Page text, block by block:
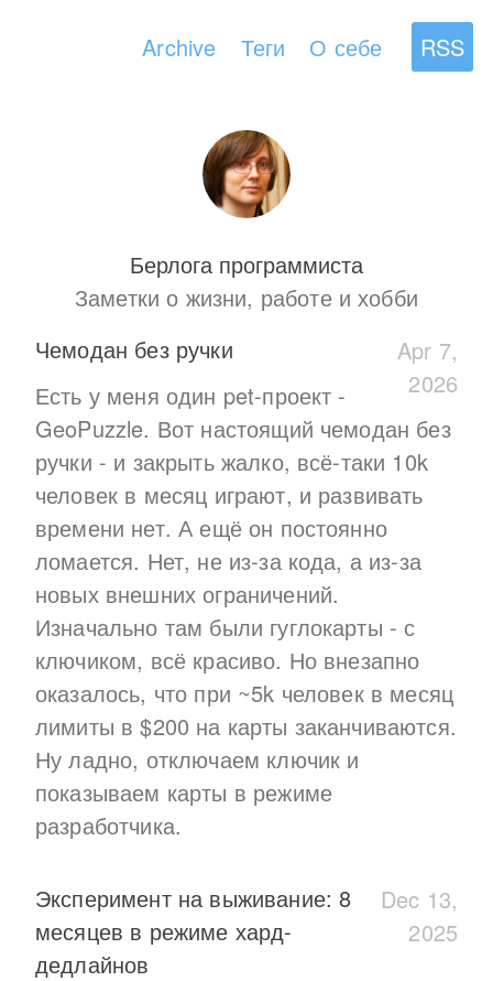
Archive Теги О себе RSS
Берлога программиста
Заметки о жизни, работе и хобби
Чемодан без ручки
Apr 7,
2026
Есть у меня один pet-проект -
GeoPuzzle. Вот настоящий чемодан без
ручки - и закрыть жалко, всё-таки 10k
человек в месяц играют, и развивать
времени нет. А ещё он постоянно
ломается. Нет, не из-за кода, а из-за
новых внешних ограничений.
Изначально там были гуглокарты - с
ключиком, всё красиво. Но внезапно
оказалось, что при ~5k человек в месяц
лимиты в $200 на карты заканчиваются.
Ну ладно, отключаем ключик и
показываем карты в режиме
разработчика.
Эксперимент на выживание: 8
месяцев в режиме хард-
дедлайнов
Dec 13,
2025